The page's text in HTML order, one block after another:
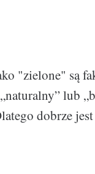
"zielone" są
lub
dobrze